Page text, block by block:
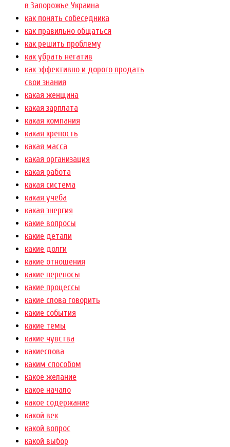
в Запорожье Украина
как понять собеседника
как правильно общаться
как решить проблему
как убрать негатив
как эффективно и дорого продать
свои знания
какая женщина
какая зарплата
какая компания
какая крепость
какая масса
какая организация
какая работа
какая система
какая учеба
какая энергия
какие вопросы
какие детали
какие долги
какие отношения
какие переносы
какие процессы
какие слова говорить
какие события
какие темы
какие чувства
какиеслова
каким способом
какое желание
какое начало
какое содержание
какой век
какой вопрос
какой выбор